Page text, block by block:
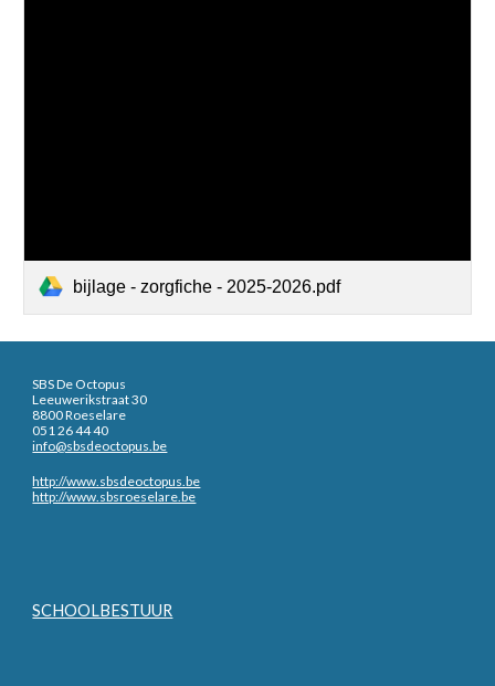
bijlage - zorgfiche - 2025-2026.pdf
SBS De Octopus
Leeuwerikstraat 30
8800 Roeselare
051 26 44 40
info@sbsdeoctopus.be
http://www.sbsdeoctopus.be
http://www.sbsroeselare.be
SCHOOLBESTUUR